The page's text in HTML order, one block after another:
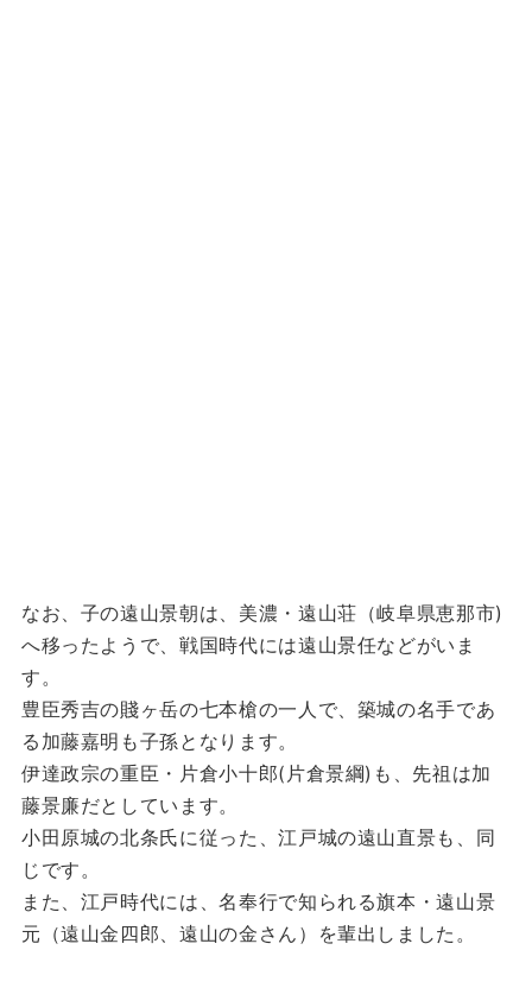
なお、子の遠山景朝は、美濃・遠山荘（岐阜県恵那市)
へ移ったようで、戦国時代には遠山景任などがいま
す。
豊臣秀吉の賤ヶ岳の七本槍の一人で、築城の名手であ
る加藤嘉明も子孫となります。
伊達政宗の重臣・片倉小十郎(片倉景綱)も、先祖は加
藤景廉だとしています。
小田原城の北条氏に従った、江戸城の遠山直景も、同
じです。
また、江戸時代には、名奉行で知られる旗本・遠山景
元（遠山金四郎、遠山の金さん）を輩出しました。